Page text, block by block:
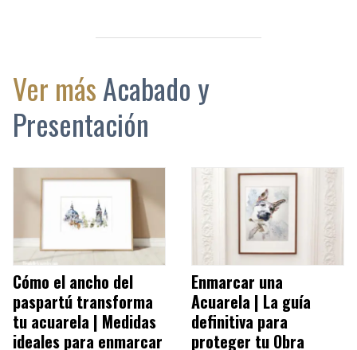
Ver másAcabado y
Presentación
Cómo el ancho del
paspartú transforma
tu acuarela | Medidas
ideales para enmarcar
Enmarcar una
Acuarela | La guía
definitiva para
proteger tu Obra